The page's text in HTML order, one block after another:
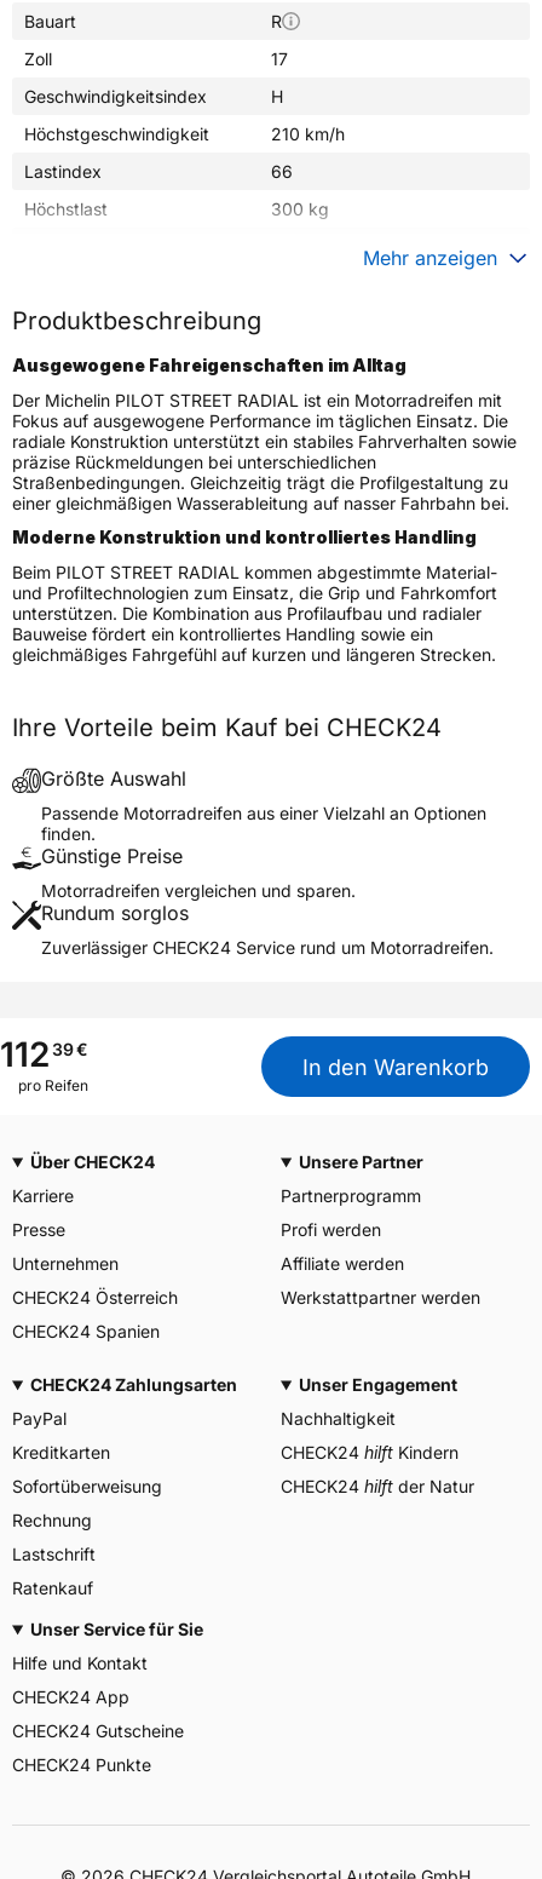
Bauart
R
Zoll
17
Geschwindigkeitsindex
H
Höchstgeschwindigkeit
210 km/h
Lastindex
66
Höchstlast
300 kg
Fahrzeugtyp
Verwendung
Sommerreifen
Modellname
PILOT STREET RADIAL
Reifenposition
Rear
Motorradtyp
Street
Weitere Eigenschaften
Schlauchtyp
Zustand
Neureifen
M+S
Nein
Herstellerkontakt
DES PNEUMATIQUES
contact@tc.michelin.eu
Mehr anzeigen
Produktbeschreibung
Ausgewogene Fahreigenschaften im Alltag
Der Michelin PILOT STREET RADIAL ist ein Motorradreifen mit
Fokus auf ausgewogene Performance im täglichen Einsatz. Die
radiale Konstruktion unterstützt ein stabiles Fahrverhalten sowie
präzise Rückmeldungen bei unterschiedlichen
Straßenbedingungen. Gleichzeitig trägt die Profilgestaltung zu
einer gleichmäßigen Wasserableitung auf nasser Fahrbahn bei.
Moderne Konstruktion und kontrolliertes Handling
Beim PILOT STREET RADIAL kommen abgestimmte Material-
und Profiltechnologien zum Einsatz, die Grip und Fahrkomfort
unterstützen. Die Kombination aus Profilaufbau und radialer
Bauweise fördert ein kontrolliertes Handling sowie ein
gleichmäßiges Fahrgefühl auf kurzen und längeren Strecken.
Ihre Vorteile beim Kauf bei CHECK24
Größte Auswahl
Passende Motorradreifen aus einer Vielzahl an Optionen
finden.
Günstige Preise
Motorradreifen vergleichen und sparen.
Rundum sorglos
Zuverlässiger CHECK24 Service rund um Motorradreifen.
11239€
pro Reifen
In den Warenkorb
Über CHECK24
Karriere
Presse
Unternehmen
CHECK24 Österreich
CHECK24 Spanien
Unsere Partner
Partnerprogramm
Profi werden
Affiliate werden
Werkstattpartner werden
CHECK24 Zahlungsarten
PayPal
Kreditkarten
Sofortüberweisung
Rechnung
Lastschrift
Ratenkauf
Unser Engagement
Nachhaltigkeit
CHECK24 hilft Kindern
CHECK24 hilft der Natur
Unser Service für Sie
Hilfe und Kontakt
CHECK24 App
CHECK24 Gutscheine
CHECK24 Punkte